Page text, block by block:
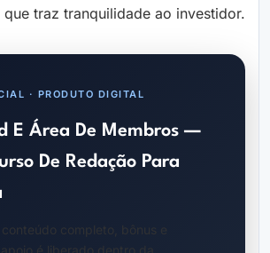
traz tranquilidade ao investidor.
· PRODUTO DIGITAL
E Área De Membros —
De Redação Para
completo, bônus e